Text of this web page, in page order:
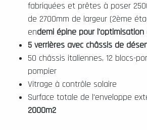
fabriquées et prêtes à poser
de 2700mm de largeur (2ème
endemi épine pour l'optimisation
5 verrières avec châssis de
50 châssis italiennes, 12 blocs-
pompier
Vitrage à contrôle solaire
Surface totale de l'enveloppe
2000m2